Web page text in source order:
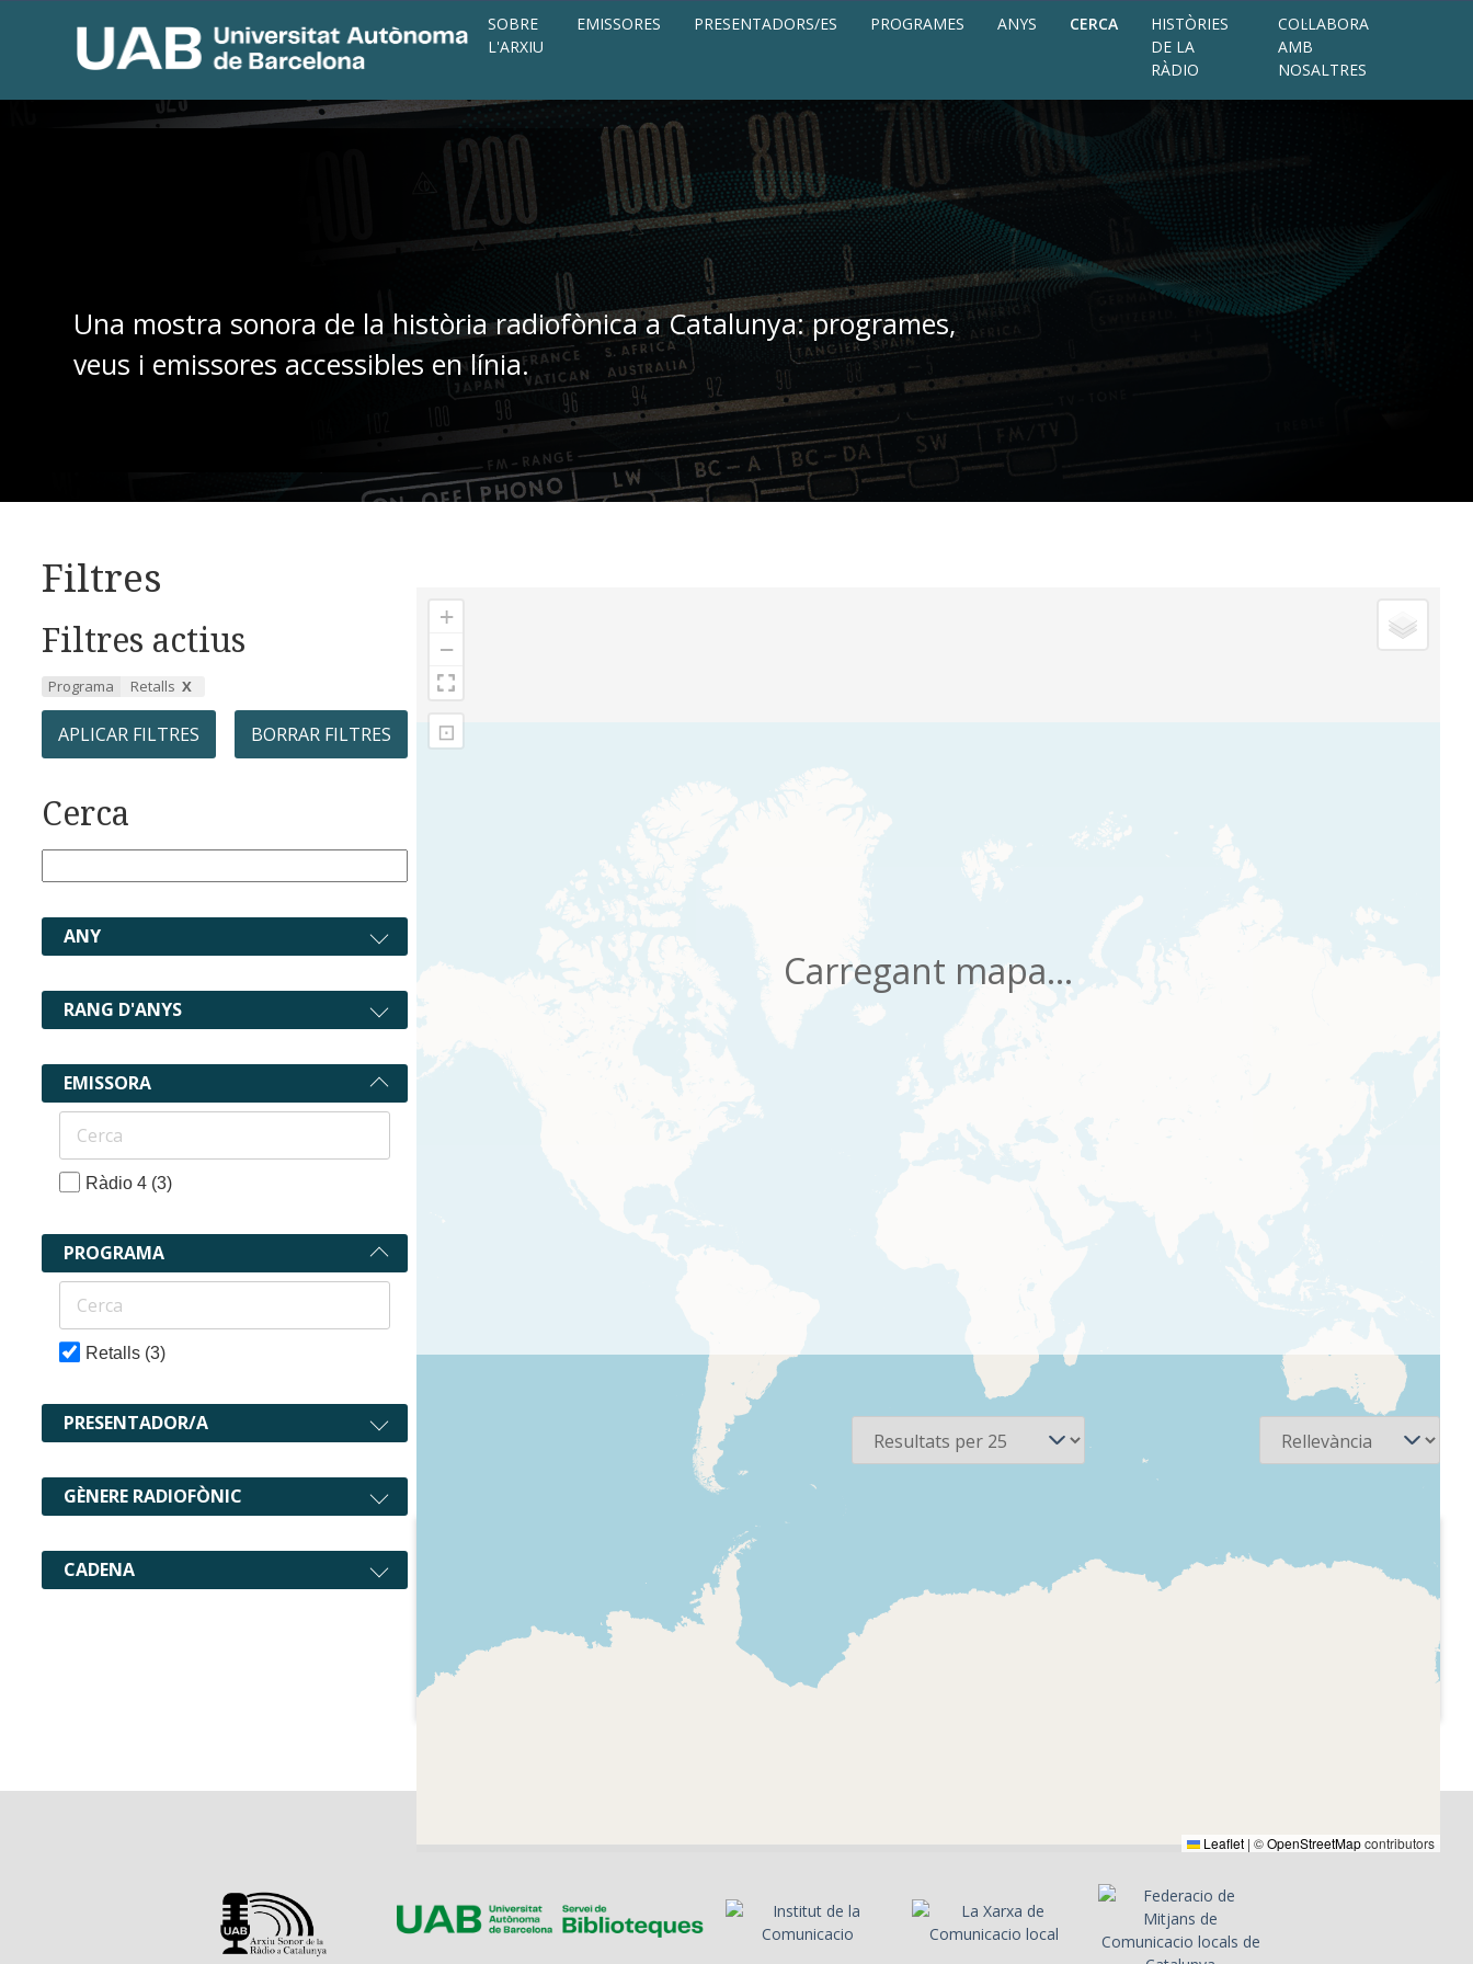
SOBRE
L'ARXIU
EMISSORES PRESENTADORS/ES PROGRAMES ANYS CERCA
HISTÒRIES
DE LA
RÀDIO
COL·LABORA
AMB
NOSALTRES
Una mostra sonora de la història radiofònica a Catalunya: programes,
veus i emissores accessibles en línia.
Filtres
Filtres actius
Programa Retalls
APLICAR FILTRES BORRAR FILTRES
Cerca
ANY
RANG D'ANYS
EMISSORA
Ràdio 4 (3)
PROGRAMA
Retalls (3)
PRESENTADOR/A
GÈNERE RADIOFÒNIC
CADENA
+
−
⊡
Leaflet | ©OpenStreetMapcontributors
Carregant mapa...
Ordena
l'assassinat de
Francisco Cano,
Promoció del
Ràdio 4 - Retalls